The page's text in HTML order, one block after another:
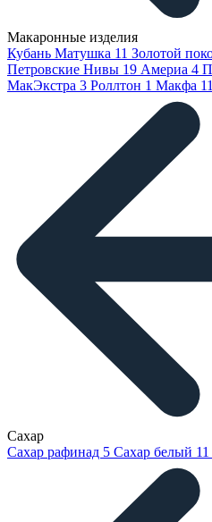
Макаронные изделия
Кубань Матушка 11 Золотой
Петровские Нивы 19 Америа 4
МакЭкстра 3 Роллтон 1 Макфа 11
Сахар
Сахар рафинад 5 Сахар белый 11